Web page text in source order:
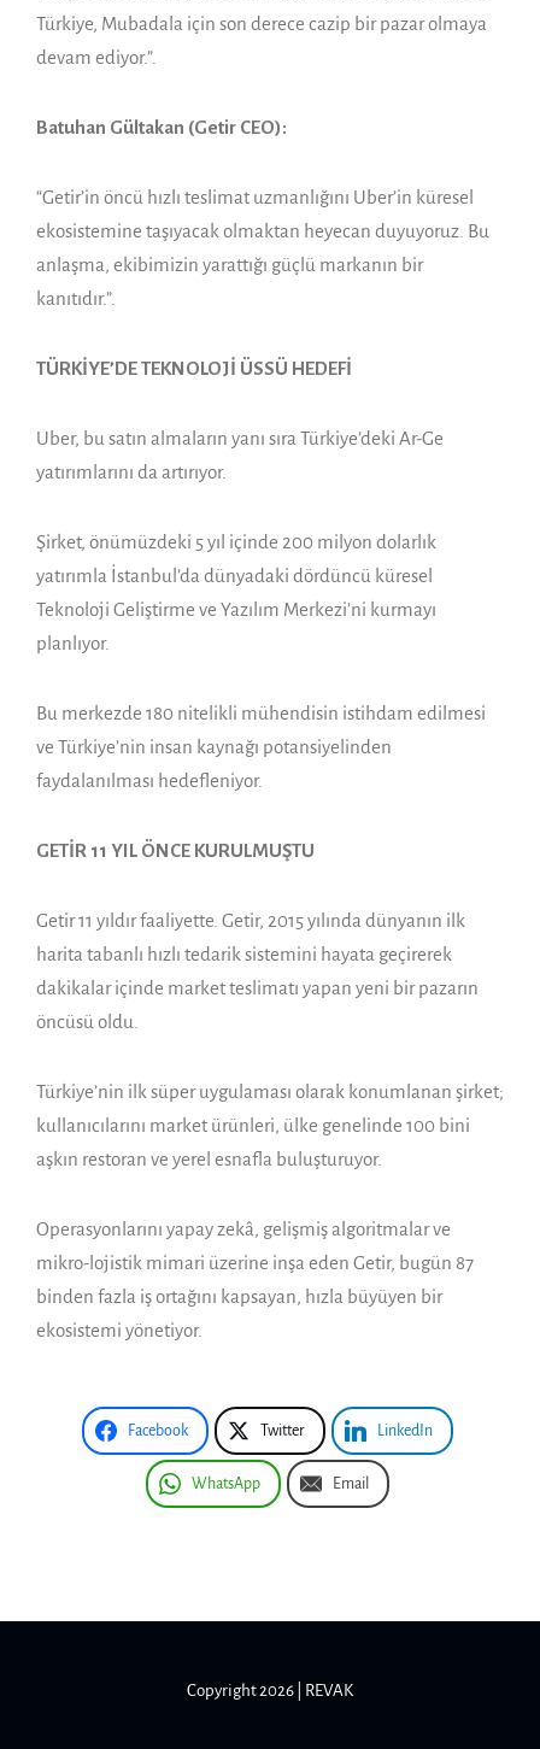
Türkiye, Mubadala için son derece cazip bir pazar olmaya
devam ediyor.”.
Batuhan Gültakan (Getir CEO):
“Getir’in öncü hızlı teslimat uzmanlığını Uber’in küresel
ekosistemine taşıyacak olmaktan heyecan duyuyoruz. Bu
anlaşma, ekibimizin yarattığı güçlü markanın bir
kanıtıdır.”.
TÜRKİYE’DE TEKNOLOJİ ÜSSÜ HEDEFİ
Uber, bu satın almaların yanı sıra Türkiye’deki Ar-Ge
yatırımlarını da artırıyor.
Şirket, önümüzdeki 5 yıl içinde 200 milyon dolarlık
yatırımla İstanbul’da dünyadaki dördüncü küresel
Teknoloji Geliştirme ve Yazılım Merkezi’ni kurmayı
planlıyor.
Bu merkezde 180 nitelikli mühendisin istihdam edilmesi
ve Türkiye’nin insan kaynağı potansiyelinden
faydalanılması hedefleniyor.
GETİR 11 YIL ÖNCE KURULMUŞTU
Getir 11 yıldır faaliyette. Getir, 2015 yılında dünyanın ilk
harita tabanlı hızlı tedarik sistemini hayata geçirerek
dakikalar içinde market teslimatı yapan yeni bir pazarın
öncüsü oldu.
Türkiye’nin ilk süper uygulaması olarak konumlanan şirket;
kullanıcılarını market ürünleri, ülke genelinde 100 bini
aşkın restoran ve yerel esnafla buluşturuyor.
Operasyonlarını yapay zekâ, gelişmiş algoritmalar ve
mikro-lojistik mimari üzerine inşa eden Getir, bugün 87
binden fazla iş ortağını kapsayan, hızla büyüyen bir
ekosistemi yönetiyor.
Facebook Twitter LinkedIn
WhatsApp Email
Copyright 2026 | REVAK